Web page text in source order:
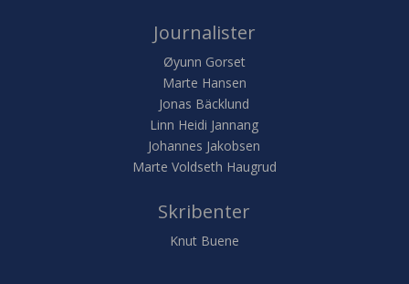
Journalister
Øyunn Gorset
Marte Hansen
Jonas Bäcklund
Linn Heidi Jannang
Johannes Jakobsen
Marte Voldseth Haugrud
Skribenter
Knut Buene